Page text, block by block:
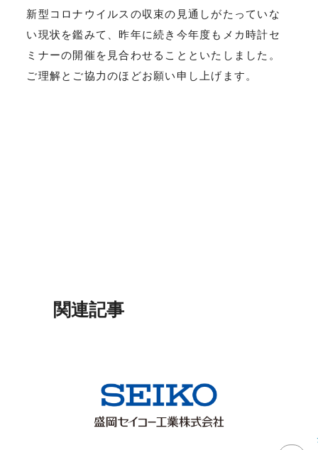
新型コロナウイルスの収束の見通しがたっていな
い現状を鑑みて、昨年に続き今年度もメカ時計セ
ミナーの開催を見合わせることといたしました。
ご理解とご協力のほどお願い申し上げます。
関連記事